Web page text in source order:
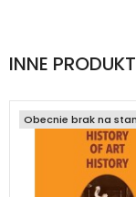
INNE
Obecnie brak na